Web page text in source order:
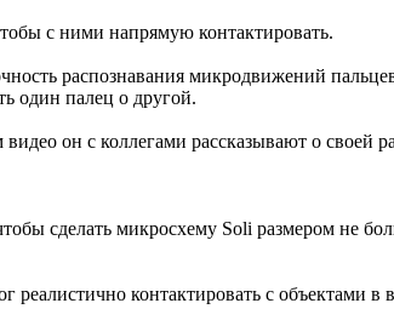
с ними напрямую контактировать.
распознавания микродвижений
один палец о другой.
он с коллегами рассказывают о своей
сделать микросхему Soli размером не
контактировать с объектами в